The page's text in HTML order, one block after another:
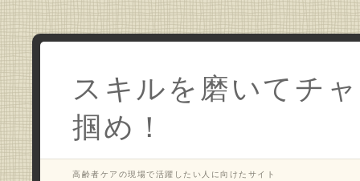
スキルを磨いてチ
掴め！
高齢者ケアの現場で活躍したい人に向けたサイト